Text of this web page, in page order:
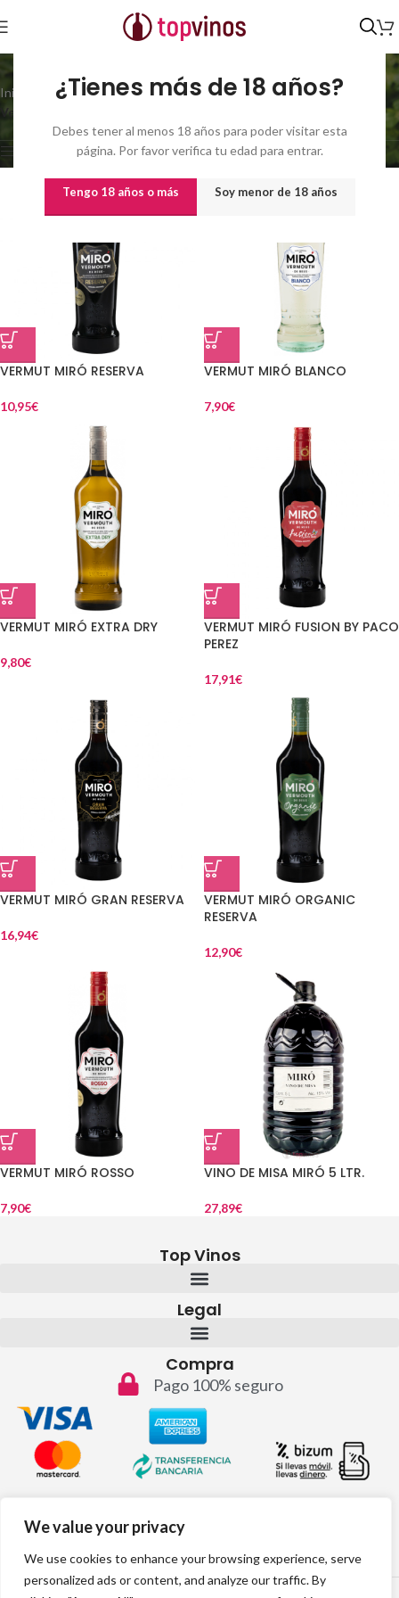
¿Tienes más de 18 años?
Debes tener al menos 18 años para poder visitar esta
página. Por favor verifica tu edad para entrar.
Tengo 18 años o más Soy menor de 18 años
We value your privacy
We use cookies to enhance your browsing experience, serve
personalized ads or content, and analyze our traffic. By
Vermuts Miró
Inicio Productor del producto /
Vermuts Miró
Mostrando los 8
Show sidebar
VERMUT MIRÓ RESERVA
10,95€
VERMUT MIRÓ BLANCO
7,90€
VERMUT MIRÓ EXTRA DRY
9,80€
VERMUT MIRÓ FUSION BY PACO
PEREZ
17,91€
VERMUT MIRÓ GRAN RESERVA
16,94€
VERMUT MIRÓ ORGANIC
RESERVA
12,90€
VERMUT MIRÓ ROSSO
7,90€
VINO DE MISA MIRÓ 5 LTR.
27,89€
Top Vinos
Legal
Compra
Pago 100% seguro
info@topvinos.com
2024 © Todos los derechos reservados